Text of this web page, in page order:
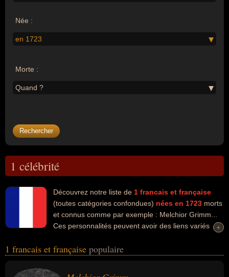
Née :
en 1723
Morte :
Quand ?
1 célébrité
Découvrez notre liste de 1 francais et française
(toutes catégories confondues) nées en 1723 morts
et connus comme par exemple : Melchior Grimm...
Ces personnalités peuvent avoir des liens variés
célébrités peuvent également avoir été artiste, diplomate, écrivain,
+
+
1 francais et française populaire